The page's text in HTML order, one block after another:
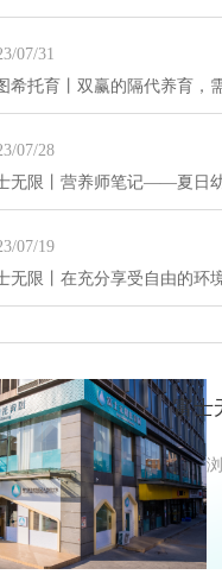
07/31
希托育丨双赢的隔代养育，
07/28
无限丨营养师笔记——夏日幼
07/19
无限丨在充分享受自由的环
富士